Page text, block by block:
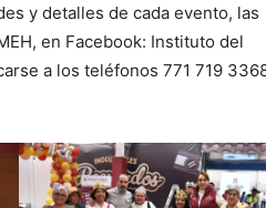
y detalles de cada evento, las
en Facebook: Instituto del
a los teléfonos 771 719